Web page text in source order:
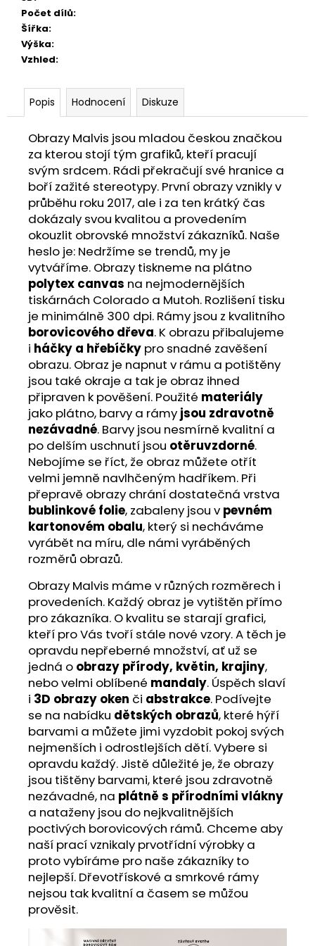
Počet dílů:
Šířka:
Výška:
Vzhled:
Popis Hodnocení Diskuze
Obrazy Malvis jsou mladou českou značkou
za kterou stojí tým grafiků, kteří pracují
svým srdcem. Rádi překračují své hranice a
boří zažité stereotypy. První obrazy vznikly v
průběhu roku 2017, ale i za ten krátký čas
dokázaly svou kvalitou a provedením
okouzlit obrovské množství zákazníků. Naše
heslo je: Nedržíme se trendů, my je
vytváříme. Obrazy tiskneme na plátno
polytex canvas na nejmodernějších
tiskárnách Colorado a Mutoh. Rozlišení tisku
je minimálně 300 dpi. Rámy jsou z kvalitního
borovicového dřeva. K obrazu přibalujeme
i háčky a hřebíčky pro snadné zavěšení
obrazu. Obraz je napnut v rámu a potištěny
jsou také okraje a tak je obraz ihned
připraven k pověšení. Použité materiály
jako plátno, barvy a rámy jsou zdravotně
nezávadné. Barvy jsou nesmírně kvalitní a
po delším uschnutí jsou otěruvzdorné.
Nebojíme se říct, že obraz můžete otřít
velmi jemně navlhčeným hadříkem. Při
přepravě obrazy chrání dostatečná vrstva
bublinkové folie, zabaleny jsou v pevném
kartonovém obalu, který si necháváme
vyrábět na míru, dle námi vyráběných
rozměrů obrazů.
Obrazy Malvis máme v různých rozměrech i
provedeních. Každý obraz je vytištěn přímo
pro zákazníka. O kvalitu se starají grafici,
kteří pro Vás tvoří stále nové vzory. A těch je
opravdu nepřeberné množství, ať už se
jedná o obrazy přírody, květin, krajiny,
nebo velmi oblíbené mandaly. Úspěch slaví
i 3D obrazy oken či abstrakce. Podívejte
se na nabídku dětských obrazů, které hýří
barvami a můžete jimi vyzdobit pokoj svých
nejmenších i odrostlejších dětí. Vybere si
opravdu každý. Jistě důležité je, že obrazy
jsou tištěny barvami, které jsou zdravotně
nezávadné, na plátně s přírodními vlákny
a nataženy jsou do nejkvalitnějších
poctivých borovicových rámů. Chceme aby
naší prací vznikaly prvotřídní výrobky a
proto vybíráme pro naše zákazníky to
nejlepší. Dřevotřískové a smrkové rámy
nejsou tak kvalitní a časem se můžou
prověsit.